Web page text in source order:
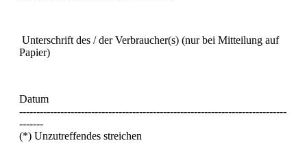
Unterschrift des / der Verbraucher(s) (nur bei Mitteilung auf
Papier)
Datum
------------------------------------------------------------------------------
-------
(*) Unzutreffendes streichen